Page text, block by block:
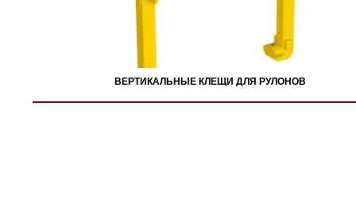
ВЕРТИКАЛЬНЫЕ КЛЕЩИ ДЛЯ РУЛОНОВ